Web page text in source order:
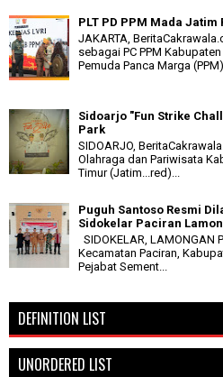
PLT PD PPM Mada
JAKARTA,
sebagai PC PPM
Pemuda Panca Marga (PPM)
Sidoarjo "Fun Strike
Park
SIDOARJO,
Olahraga dan Pariwisata
Timur (Jatim...red)...
Puguh Santoso Resmi
Sidokelar Paciran
SIDOKELAR, LAMONGAN
Kecamatan Paciran,
Pejabat Sement...
DEFINITION LIST
UNORDERED LIST